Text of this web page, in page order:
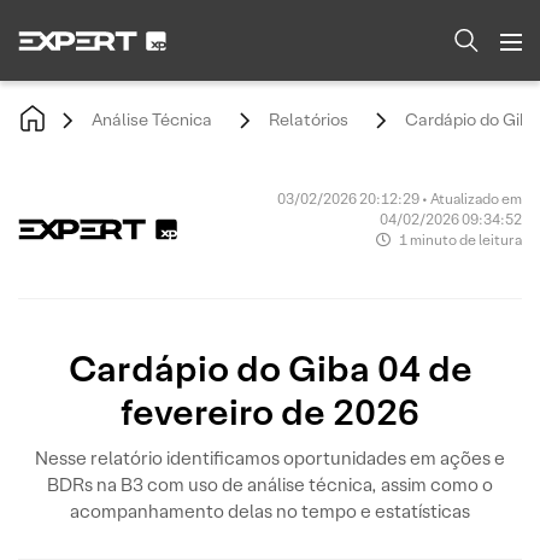
Análise Técnica Relatórios Cardápio do
03/02/2026 20:12:29 • Atualizado em
04/02/2026 09:34:52
1 minuto de leitura
Cardápio do Giba 04 de
fevereiro de 2026
Nesse relatório identificamos oportunidades em ações e
BDRs na B3 com uso de análise técnica, assim como o
acompanhamento delas no tempo e estatísticas